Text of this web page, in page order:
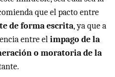
que el pacto entre
de forma escrita, ya que a
entre elimpago de la
o moratoria de la